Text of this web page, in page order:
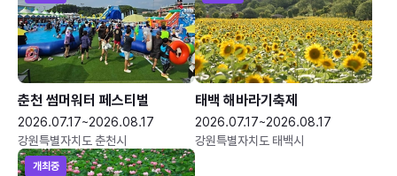
춘천 썸머워터 페스티벌
2026.07.17~2026.08.17
강원특별자치도 춘천시
태백 해바라기축제
2026.07.17~2026.08.17
강원특별자치도 태백시
개최중